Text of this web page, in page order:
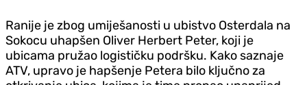
Ranije je zbog umiješanosti u ubistvo Osterdala na
Sokocu uhapšen Oliver Herbert Peter, koji je
ubicama pružao logističku podršku. Kako saznaje
ATV, upravo je hapšenje Petera bilo ključno za